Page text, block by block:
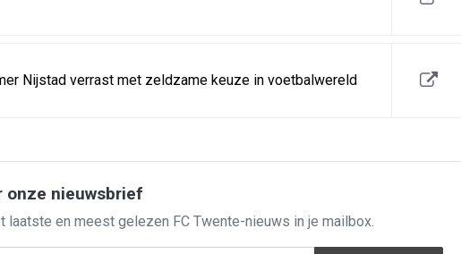
Nijstad verrast met zeldzame keuze in voetbalwereld
onze nieuwsbrief
laatste en meest gelezen FC Twente-nieuws in je mailbox.